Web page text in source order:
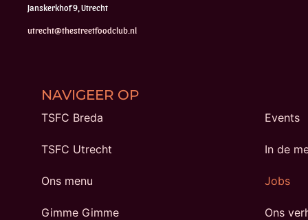
Janskerkhof 9, Utrecht
utrecht@thestreetfoodclub.nl
NAVIGEER OP
TSFC Breda
TSFC Utrecht
Ons menu
Gimme Gimme
Events
In de
Jobs
Ons